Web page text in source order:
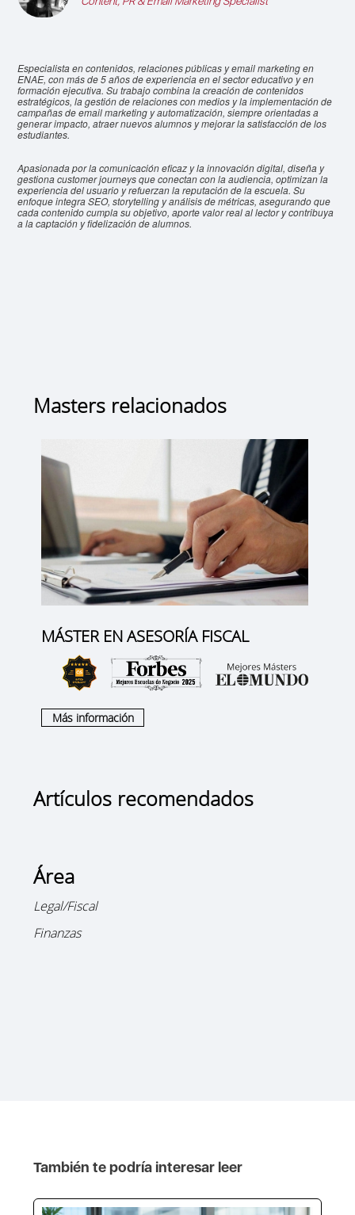
Especialista en contenidos, relaciones públicas y email marketing en
ENAE, con más de 5 años de experiencia en el sector educativo y en
formación ejecutiva. Su trabajo combina la creación de contenidos
estratégicos, la gestión de relaciones con medios y la implementación de
campañas de email marketing y automatización, siempre orientadas a
generar impacto, atraer nuevos alumnos y mejorar la satisfacción de los
estudiantes.
Apasionada por la comunicación eficaz y la innovación digital, diseña y
gestiona customer journeys que conectan con la audiencia, optimizan la
experiencia del usuario y refuerzan la reputación de la escuela. Su
enfoque integra SEO, storytelling y análisis de métricas, asegurando que
cada contenido cumpla su objetivo, aporte valor real al lector y contribuya
a la captación y fidelización de alumnos.
Masters relacionados
MÁSTER EN ASESORÍA FISCAL
Más información
Artículos recomendados
Área
Legal/Fiscal
Finanzas
También te podría interesar leer